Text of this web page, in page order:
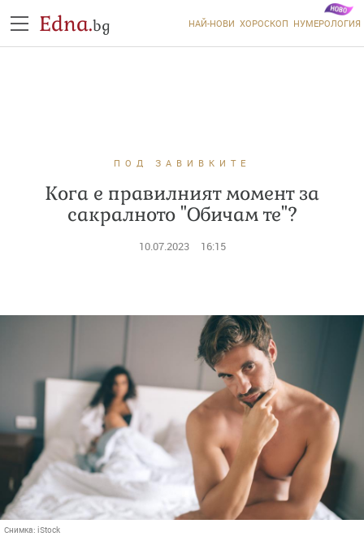
Edna.bg НАЙ-НОВИ ХОРОСКОП НУМЕРОЛОГИЯ
ПОД ЗАВИВКИТЕ
Кога е правилният момент за
сакралното "Обичам те"?
10.07.2023 16:15
Снимка: iStock